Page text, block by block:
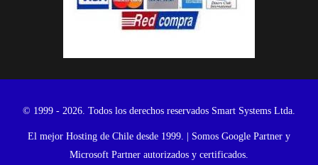
© 1999 - 2026. Todos los derechos reservados Smart Systems Ltda.
El mejor Hosting de Chile desde 1999. | Somos Google Partner y
Microsoft Partner autorizados y certificados.